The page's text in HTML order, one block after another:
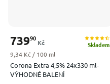
Corona Extra 4,5% 24x330 ml-
VÝHODNÉ BALENÍ
Skladem
73990
Kč
Měrná cena:
9,34 Kč / 100 ml